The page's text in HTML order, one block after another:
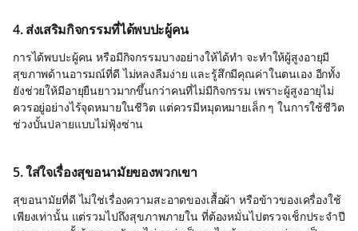
4. ส่งเสริมกิจกรรมที่ได้พบปะผู้คน
การได้พบปะผู้คน หรือมีกิจกรรมบางอย่างให้ได้ทำ จะทำให้ผู้สูงอายุมี
สุขภาพด้านอารมณ์ที่ดี ไม่หลงลืมง่าย และรู้สึกมีคุณค่าในตนเอง อีกทั้ง
ยังช่วยให้มีอายุยืนยาวมากขึ้นกว่าคนที่ไม่มีกิจกรรม เพราะผู้สูงอายุไม่
ควรอยู่อย่างไร้จุดหมายในชีวิต แต่ควรมีหมุดหมายเล็ก ๆ ในการใช้ชีวิต
ช่วงบั้นปลายแบบไม่ฟุ้งซ่าน
5. ใส่ใจเรื่องสุขอนามัยของพวกเขา
สุขอนามัยที่ดี ไม่ใช่เรื่องความสะอาดของเสื้อผ้า หรือข้าวของเครื่องใช้
เพียงเท่านั้น แต่รวมไปถึงสุขภาพภายใน ที่ต้องหมั่นไปตรวจเช็กประจำปี